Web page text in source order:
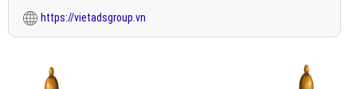
https://vietadsgroup.vn